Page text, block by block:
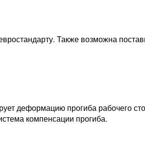
Также возможна
деформацию прогиба рабочего
компенсации прогиба.